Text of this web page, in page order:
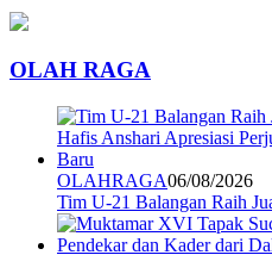
OLAH RAGA
OLAHRAGA06/08/2026
Tim U-21 Balangan Raih